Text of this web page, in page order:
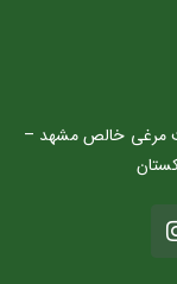
مرغی خالص مشهد –